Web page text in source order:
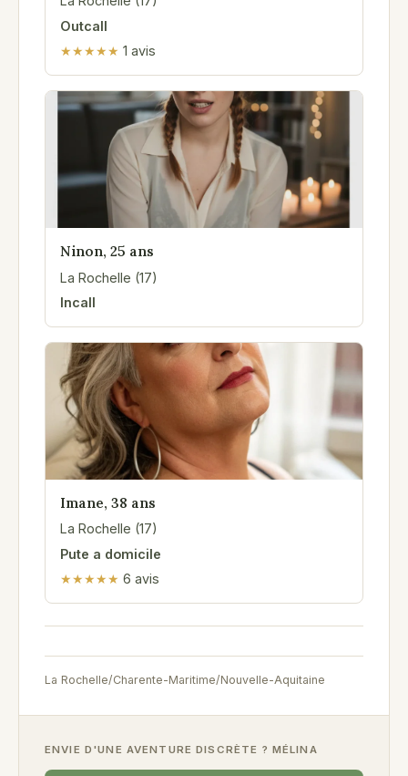
Outcall
★★★★★ 1 avis
Ninon, 25 ans
La Rochelle (17)
Incall
Imane, 38 ans
La Rochelle (17)
Pute a domicile
★★★★★ 6 avis
La Rochelle/Charente-Maritime/Nouvelle-Aquitaine
ENVIE D'UNE AVENTURE DISCRÈTE ? MÉLINA